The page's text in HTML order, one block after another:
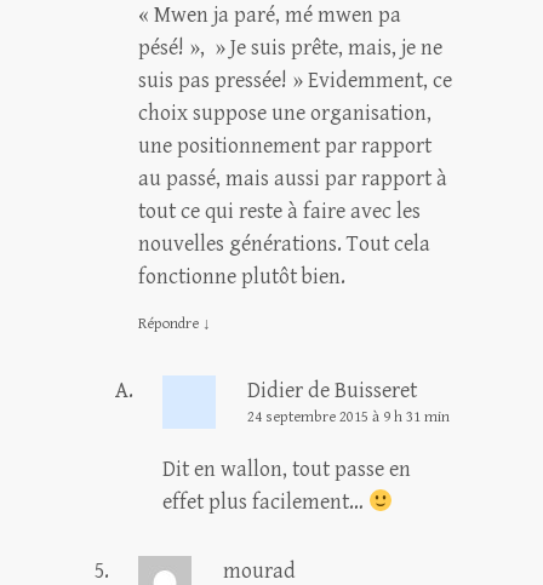
« Mwen ja paré, mé mwen pa
pésé! », » Je suis prête, mais, je ne
suis pas pressée! » Evidemment, ce
choix suppose une organisation,
une positionnement par rapport
au passé, mais aussi par rapport à
tout ce qui reste à faire avec les
nouvelles générations. Tout cela
fonctionne plutôt bien.
Répondre ↓
Didier de Buisseret
24 septembre 2015 à 9 h 31 min
Dit en wallon, tout passe en
effet plus facilement…
mourad